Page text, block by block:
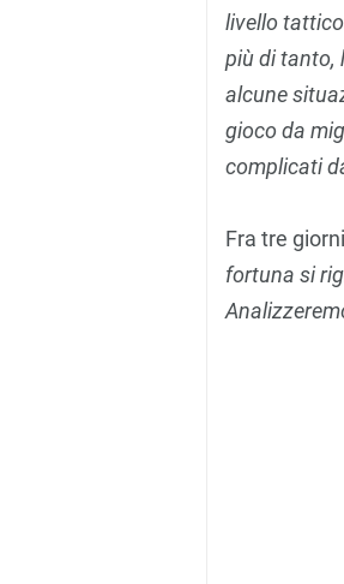
livello
più di tanto,
alcune
gioco da
complicati
Fra tre
fortuna si